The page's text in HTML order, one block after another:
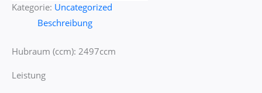
Kategorie: Uncategorized
Beschreibung
Hubraum (ccm): 2497ccm
Leistung